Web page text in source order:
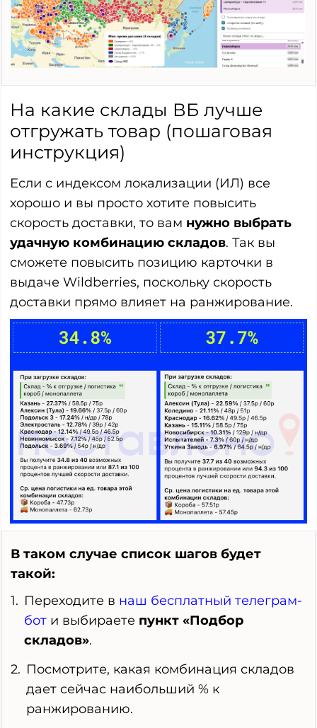
На какие склады ВБ лучше
отгружать товар (пошаговая
инструкция)
Если с индексом локализации (ИЛ) все
хорошо и вы просто хотите повысить
скорость доставки, то вам нужно выбрать
удачную комбинацию складов. Так вы
сможете повысить позицию карточки в
выдаче Wildberries, поскольку скорость
доставки прямо влияет на ранжирование.
В таком случае список шагов будет
такой:
Переходите в наш бесплатный телеграм-
бот и выбираете пункт «Подбор
складов».
Посмотрите, какая комбинация складов
дает сейчас наибольший % к
ранжированию.